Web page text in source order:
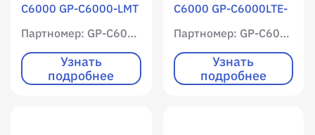
C6000 GP-C6000-LMT
/ WLAN / 1024 RAM /
4096 ROM /
Цветной экран /
Нет клавиатура /
Партномер: GP-C6000-LMT
Узнать
подробнее
C6000 GP-C6000LTE-
2DMT+AG / WLAN /
Мобильный интернет
/ 1024 RAM / 4096
ROM / Цветной экран
Партномер: GP-C6000LTE-2DMT+AG
Узнать
подробнее